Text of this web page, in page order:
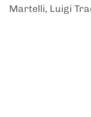
Martelli, Luigi